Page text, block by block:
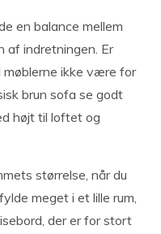
en balance mellem
af indretningen. Er
møblerne ikke være for
brun sofa se godt
højt til loftet og
størrelse, når du
meget i et lille rum,
der er for stort